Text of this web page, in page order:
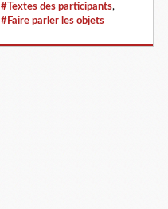
#Textes des participants,
#Faire parler les objets